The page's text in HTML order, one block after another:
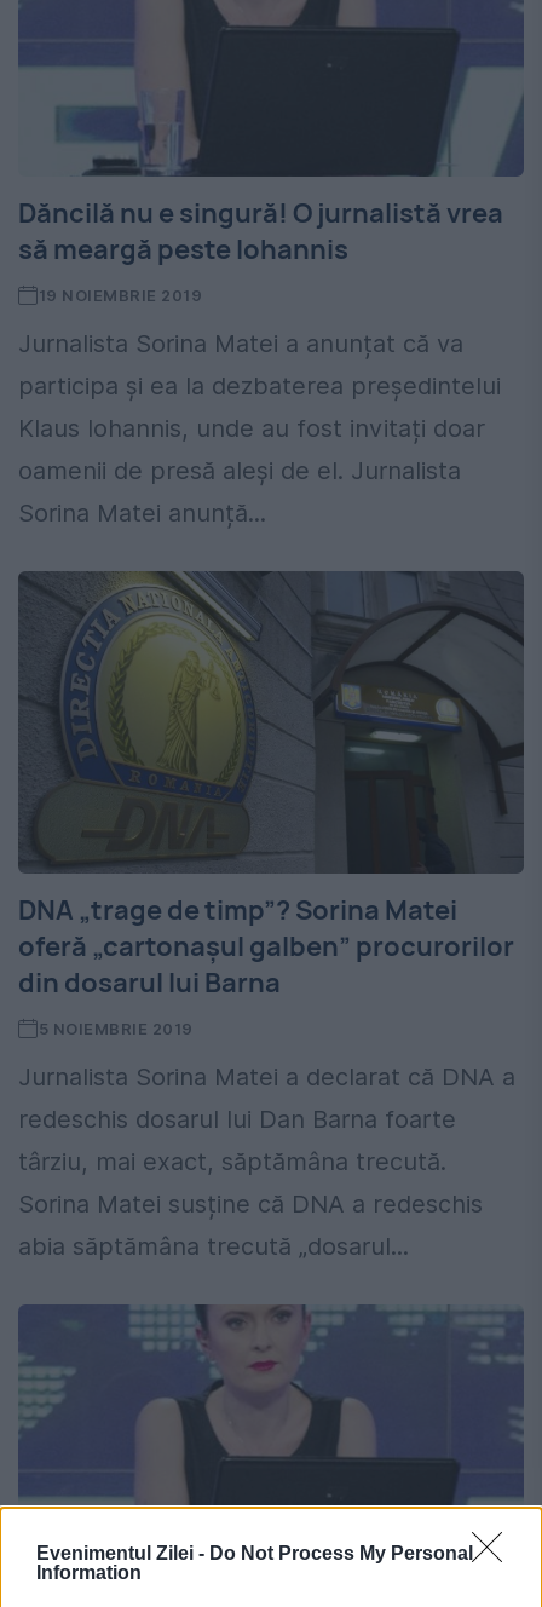
Evenimentul Zilei - Do Not Process My Personal
Information
Dăncilă nu e singură! O jurnalistă vrea
să meargă peste Iohannis
19 NOIEMBRIE 2019
Jurnalista Sorina Matei a anunțat că va
participa și ea la dezbaterea președintelui
Klaus Iohannis, unde au fost invitați doar
oamenii de presă aleși de el. Jurnalista
Sorina Matei anunță...
DNA „trage de timp”? Sorina Matei
oferă „cartonașul galben” procurorilor
din dosarul lui Barna
5 NOIEMBRIE 2019
Jurnalista Sorina Matei a declarat că DNA a
redeschis dosarul lui Dan Barna foarte
târziu, mai exact, săptămâna trecută.
Sorina Matei susține că DNA a redeschis
abia săptămâna trecută „dosarul...